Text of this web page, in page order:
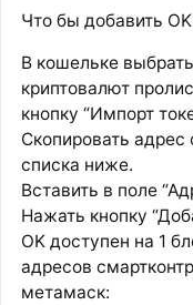
Что бы добавить
В кошельке
криптовалют
кнопку “Импорт
Скопировать адрес
списка ниже.
Вставить в поле
Нажать кнопку
OK доступен на 1
адресов
метамаск: